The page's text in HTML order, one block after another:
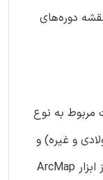
دوره‌های
مربوط به نوع
و غیره) و
تعداد طبقات استفاده شده است. سپس از ابزار ArcMap